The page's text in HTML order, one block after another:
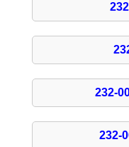
232-
232-